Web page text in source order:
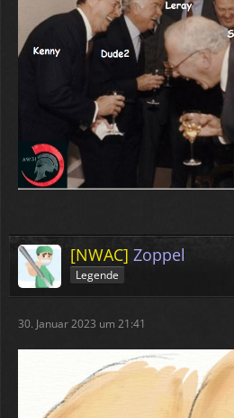
[NWAC] Zoppel
Legende
30. Januar 2023 um 21:41